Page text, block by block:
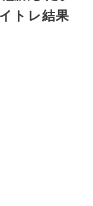
トレ結果